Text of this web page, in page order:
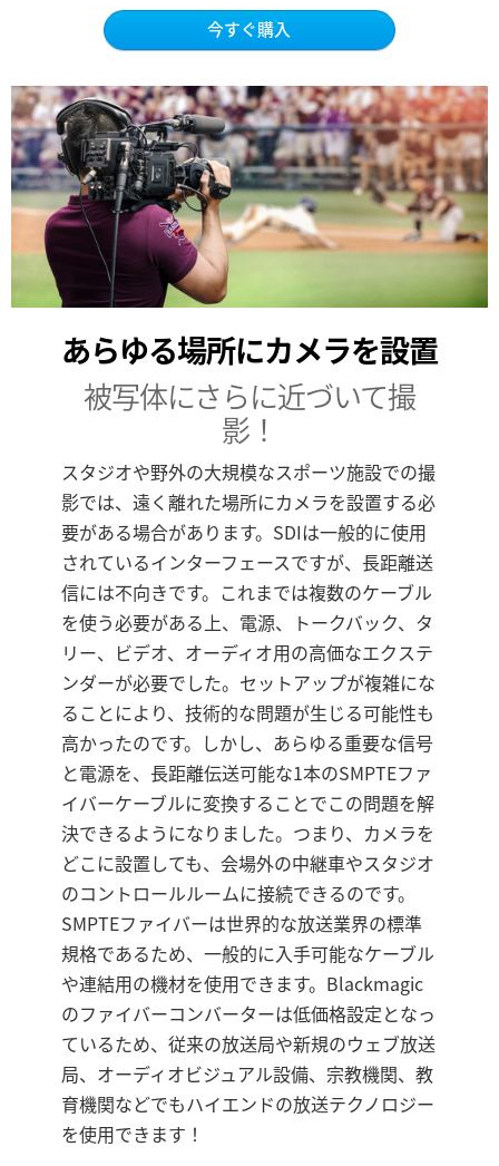
South Africa
Sweden
Chinese Taipei
Turkey
UAE
Ukraine
United Kingdom
United States
今すぐ購入
あらゆる場所にカメラを設置
被写体にさらに近づいて撮
影！
スタジオや野外の大規模なスポーツ施設での撮
影では、遠く離れた場所にカメラを設置する必
要がある場合があります。SDIは一般的に使用
されているインターフェースですが、長距離送
信には不向きです。これまでは複数のケーブル
を使う必要がある上、電源、トークバック、タ
リー、ビデオ、オーディオ用の高価なエクステ
ンダーが必要でした。セットアップが複雑にな
ることにより、技術的な問題が生じる可能性も
高かったのです。しかし、あらゆる重要な信号
と電源を、長距離伝送可能な1本のSMPTEファ
イバーケーブルに変換することでこの問題を解
決できるようになりました。つまり、カメラを
どこに設置しても、会場外の中継車やスタジオ
のコントロールルームに接続できるのです。
SMPTEファイバーは世界的な放送業界の標準
規格であるため、一般的に入手可能なケーブル
や連結用の機材を使用できます。Blackmagic
のファイバーコンバーターは低価格設定となっ
ているため、従来の放送局や新規のウェブ放送
局、オーディオビジュアル設備、宗教機関、教
育機関などでもハイエンドの放送テクノロジー
を使用できます！